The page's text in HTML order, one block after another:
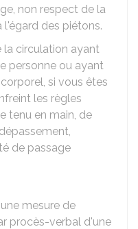
non respect de la
l'égard des piétons.
la circulation ayant
personne ou ayant
si vous êtes
les règles
tenu en main, de
de passage
mesure de
procès-verbal d'une